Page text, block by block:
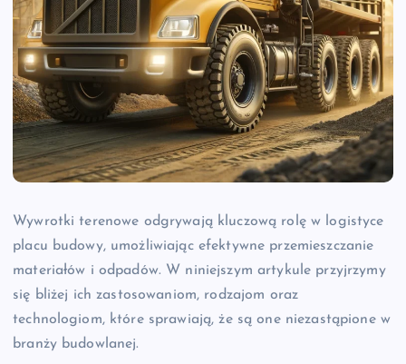
Wywrotki terenowe odgrywają kluczową rolę w logistyce
placu budowy, umożliwiając efektywne przemieszczanie
materiałów i odpadów. W niniejszym artykule przyjrzymy
się bliżej ich zastosowaniom, rodzajom oraz
technologiom, które sprawiają, że są one niezastąpione w
branży budowlanej.